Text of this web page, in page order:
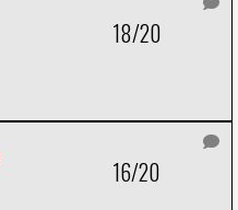
18/20
16/20